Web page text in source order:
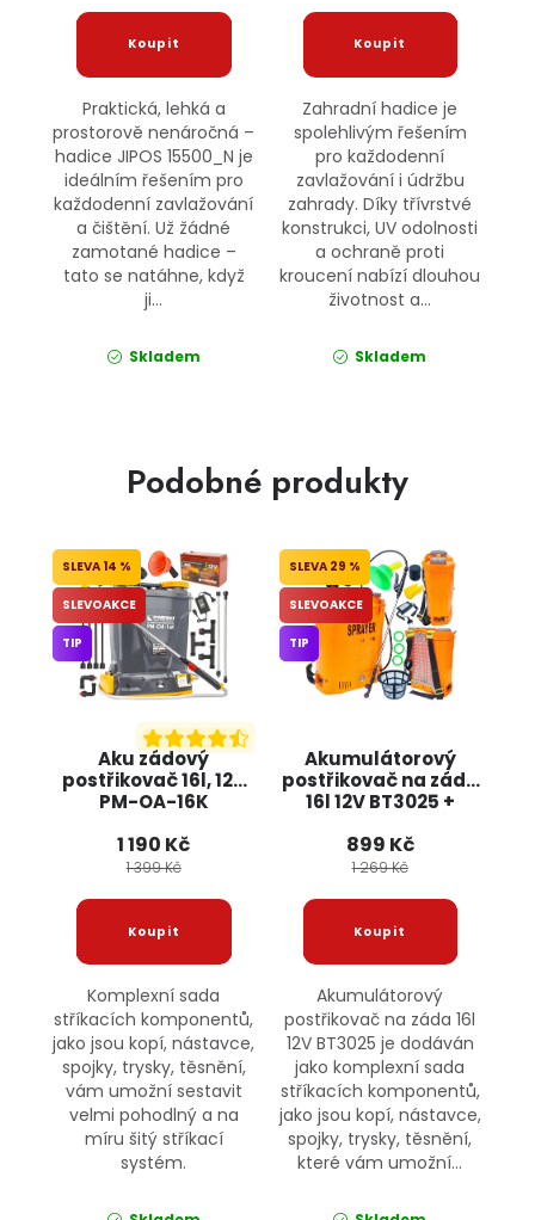
Praktická, lehká a
prostorově nenáročná –
hadice JIPOS 15500_N je
ideálním řešením pro
každodenní zavlažování
a čištění. Už žádné
zamotané hadice –
tato se natáhne, když
ji...
Skladem
Zahradní hadice je
spolehlivým řešením
pro každodenní
zavlažování i údržbu
zahrady. Díky třívrstvé
konstrukci, UV odolnosti
a ochraně proti
kroucení nabízí dlouhou
životnost a...
Skladem
Podobné produkty
Aku zádový
postřikovač 16l, 12V
PM-OA-16K
14 %
SLEVOAKCE
TIP
1 190 Kč
1 399 Kč
Komplexní sada
stříkacích komponentů,
jako jsou kopí, nástavce,
spojky, trysky, těsnění,
vám umožní sestavit
velmi pohodlný a na
míru šitý stříkací
systém.
Akumulátorový
postřikovač na záda
16l 12V BT3025 +
ONDRAGON
29 %
SLEVOAKCE
TIP
899 Kč
1 269 Kč
Akumulátorový
postřikovač na záda 16l
12V BT3025 je dodáván
jako komplexní sada
stříkacích komponentů,
jako jsou kopí, nástavce,
spojky, trysky, těsnění,
které vám umožní...